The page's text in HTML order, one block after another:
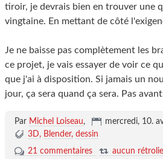
tiroir, je devrais bien en trouver une
vingtaine. En mettant de côté
Je ne baisse pas complètement les
ce projet, je vais essayer de voir ce
que j'ai à disposition. Si jamais un
jour, ça sera quand ça sera. Pas
Par Michel Loiseau, mercredi, 10.
3D
Blender dessin
21 commentaires
aucun